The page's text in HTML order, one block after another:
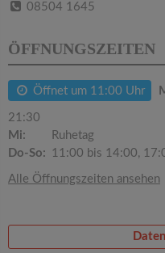
08504 1645
ÖFFNUNGSZEITEN
Öffnet um 11:00 Uhr
21:30
Mi:
Ruhetag
Do-So:
11:00 bis 14:00,
Alle Öffnungszeiten ansehen
g
a
t
o
n